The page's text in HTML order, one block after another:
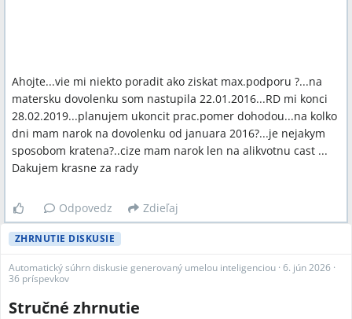
Ahojte...vie mi niekto poradit ako ziskat max.podporu ?...na
matersku dovolenku som nastupila 22.01.2016...RD mi konci
28.02.2019...planujem ukoncit prac.pomer dohodou...na kolko
dni mam narok na dovolenku od januara 2016?...je nejakym
sposobom kratena?..cize mam narok len na alikvotnu cast ...
Dakujem krasne za rady
Odpovedz Zdieľaj
ZHRNUTIE DISKUSIE
Automatický súhrn diskusie generovaný umelou inteligenciou · 6. jún 2026 ·
36 príspevkov
Stručné zhrnutie